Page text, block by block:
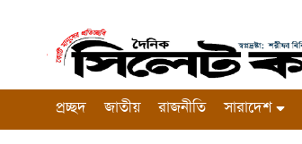
প্রচ্ছদ জাতীয় রাজনীতি সারাদেশ